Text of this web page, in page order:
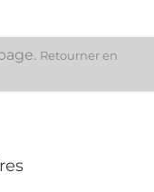
Retourner en